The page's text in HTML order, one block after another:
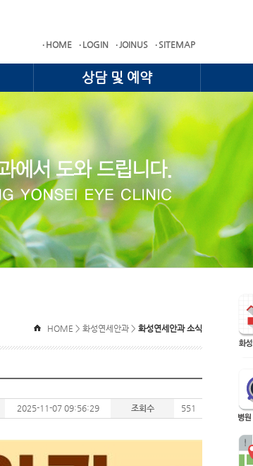
HOME LOGIN JOINUS SITEMAP
상담 및 예약
HOME > 화성연세안과 > 화성연세안과 소식
2025-11-07 09:56:29 조회수 551